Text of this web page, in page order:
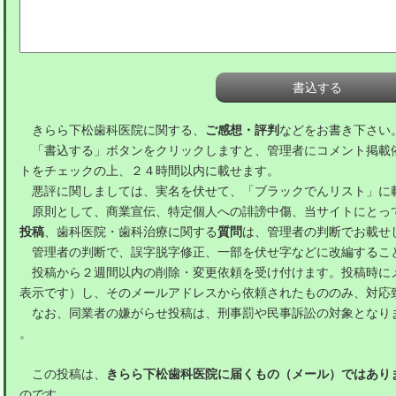
きらら下松歯科医院に関する、 ご感想・評判 などをお書き下さい
「書込する」ボタンをクリックしますと、管理者にコメント掲
トをチェックの上、２４時間以内に載せます。
悪評に関しましては、実名を伏せて、「ブラックでんリスト」に
原則として、商業宣伝、特定個人への誹謗中傷、当サイトにとっ
投稿 、歯科医院・歯科治療に関する質問は、管理者の判断でお載
管理者の判断で、誤字脱字修正、一部を伏せ字などに改編するこ
投稿から２週間以内の削除・変更依頼を受け付けます。投稿時
表示です）し、そのメールアドレスから依頼されたもののみ、対応
なお、同業者の嫌がらせ投稿は、刑事罰や民事訴訟の対象とな
。
この投稿は、
きらら下松歯科医院に届くもの（メール）ではあり